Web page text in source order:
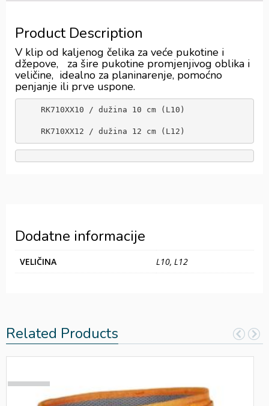
Product Description
V klip od kaljenog čelika za veće pukotine i
džepove, za šire pukotine promjenjivog oblika i
veličine, idealno za planinarenje, pomoćno
penjanje ili prve uspone.
    RK710XX12 / dužina 12 cm (L12)
Dodatne informacije
VELIČINA L10, L12
Related Products
SOLD